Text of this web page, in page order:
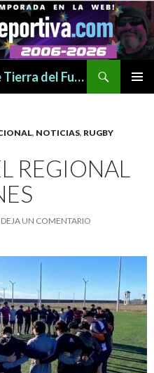
LaBestiaDeportiva.com, de Tierra del Fuego para todo el mundo
, NOTICIAS, RUGBY
REGIONAL
DEJA UN COMENTARIO